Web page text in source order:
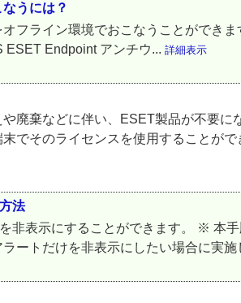
うには？
フライン環境でおこなうことができ
ESET Endpoint アンチウ... 詳細表示
廃棄などに伴い、ESET製品が不要
でそのライセンスを使用することが
法
非表示にすることができます。 ※ 本
ートだけを非表示にしたい場合に実